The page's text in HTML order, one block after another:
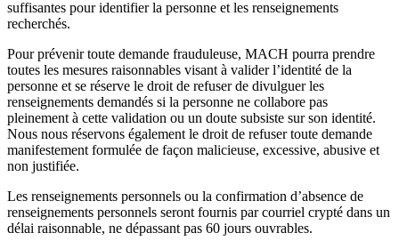
suffisantes pour identifier la personne et les renseignements
recherchés.
Pour prévenir toute demande frauduleuse, MACH pourra prendre
toutes les mesures raisonnables visant à valider l’identité de la
personne et se réserve le droit de refuser de divulguer les
renseignements demandés si la personne ne collabore pas
pleinement à cette validation ou un doute subsiste sur son identité.
Nous nous réservons également le droit de refuser toute demande
manifestement formulée de façon malicieuse, excessive, abusive et
non justifiée.
Les renseignements personnels ou la confirmation d’absence de
renseignements personnels seront fournis par courriel crypté dans un
délai raisonnable, ne dépassant pas 60 jours ouvrables.